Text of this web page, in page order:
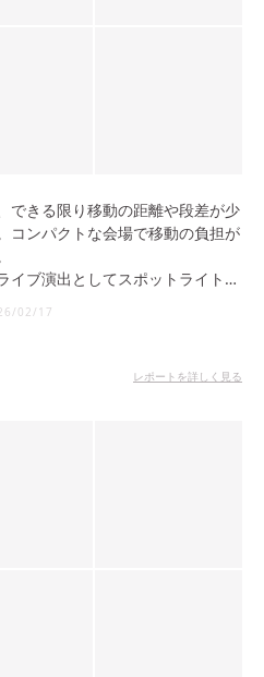
できる限り移動の距離や段差が少
コンパクトな会場で移動の負担が
イブ演出としてスポットライトを
"ができたことが、とても好評で
ので「盛り上がってますか？」
進める"コールアンドレスポン
02/17
レポートを詳しく見る